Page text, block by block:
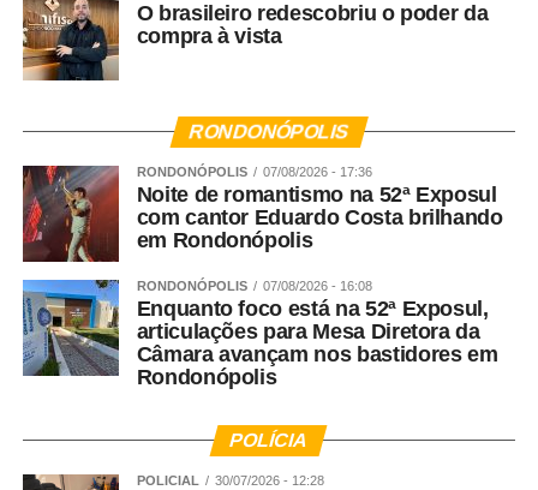
O brasileiro redescobriu o poder da
compra à vista
RONDONÓPOLIS
RONDONÓPOLIS 07/08/2026 - 17:36
Noite de romantismo na 52ª Exposul
com cantor Eduardo Costa brilhando
em Rondonópolis
RONDONÓPOLIS 07/08/2026 - 16:08
Enquanto foco está na 52ª Exposul,
articulações para Mesa Diretora da
Câmara avançam nos bastidores em
Rondonópolis
POLÍCIA
POLICIAL 30/07/2026 - 12:28